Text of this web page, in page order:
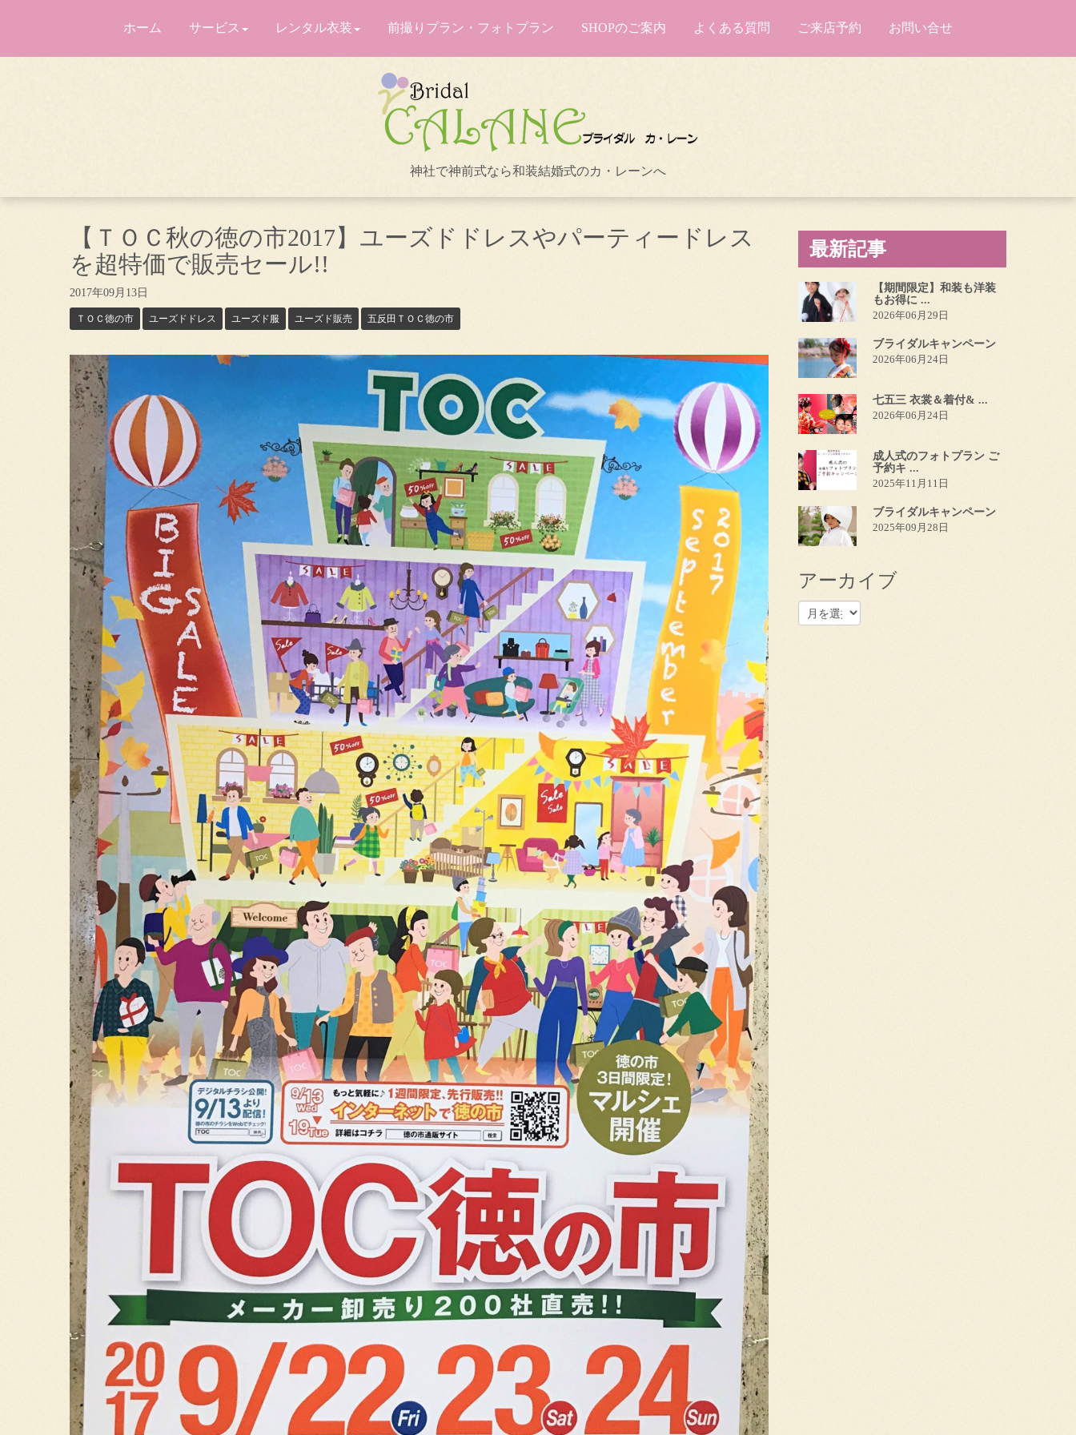
ホーム サービス レンタル衣装 前撮りプラン・フォトプラン SHOPのご案内 よくある質問 ご来店予約 お問い合せ
神社で神前式なら和装結婚式のカ・レーンへ
【ＴＯＣ秋の徳の市2017】ユーズドドレスやパーティードレス
を超特価で販売セール!!
2017年09月13日
ＴＯＣ徳の市 ユーズドドレス ユーズド服 ユーズド販売 五反田ＴＯＣ徳の市
最新記事
【期間限定】和装も洋装
もお得に ...
2026年06月29日
ブライダルキャンペーン
2026年06月24日
七五三 衣裳＆着付& ...
2026年06月24日
成人式のフォトプラン ご
予約キ ...
2025年11月11日
ブライダルキャンペーン
2025年09月28日
アーカイブ